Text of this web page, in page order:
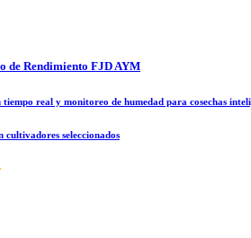
de Rendimiento FJD AYM
real y monitoreo de humedad para cosechas
cultivadores seleccionados